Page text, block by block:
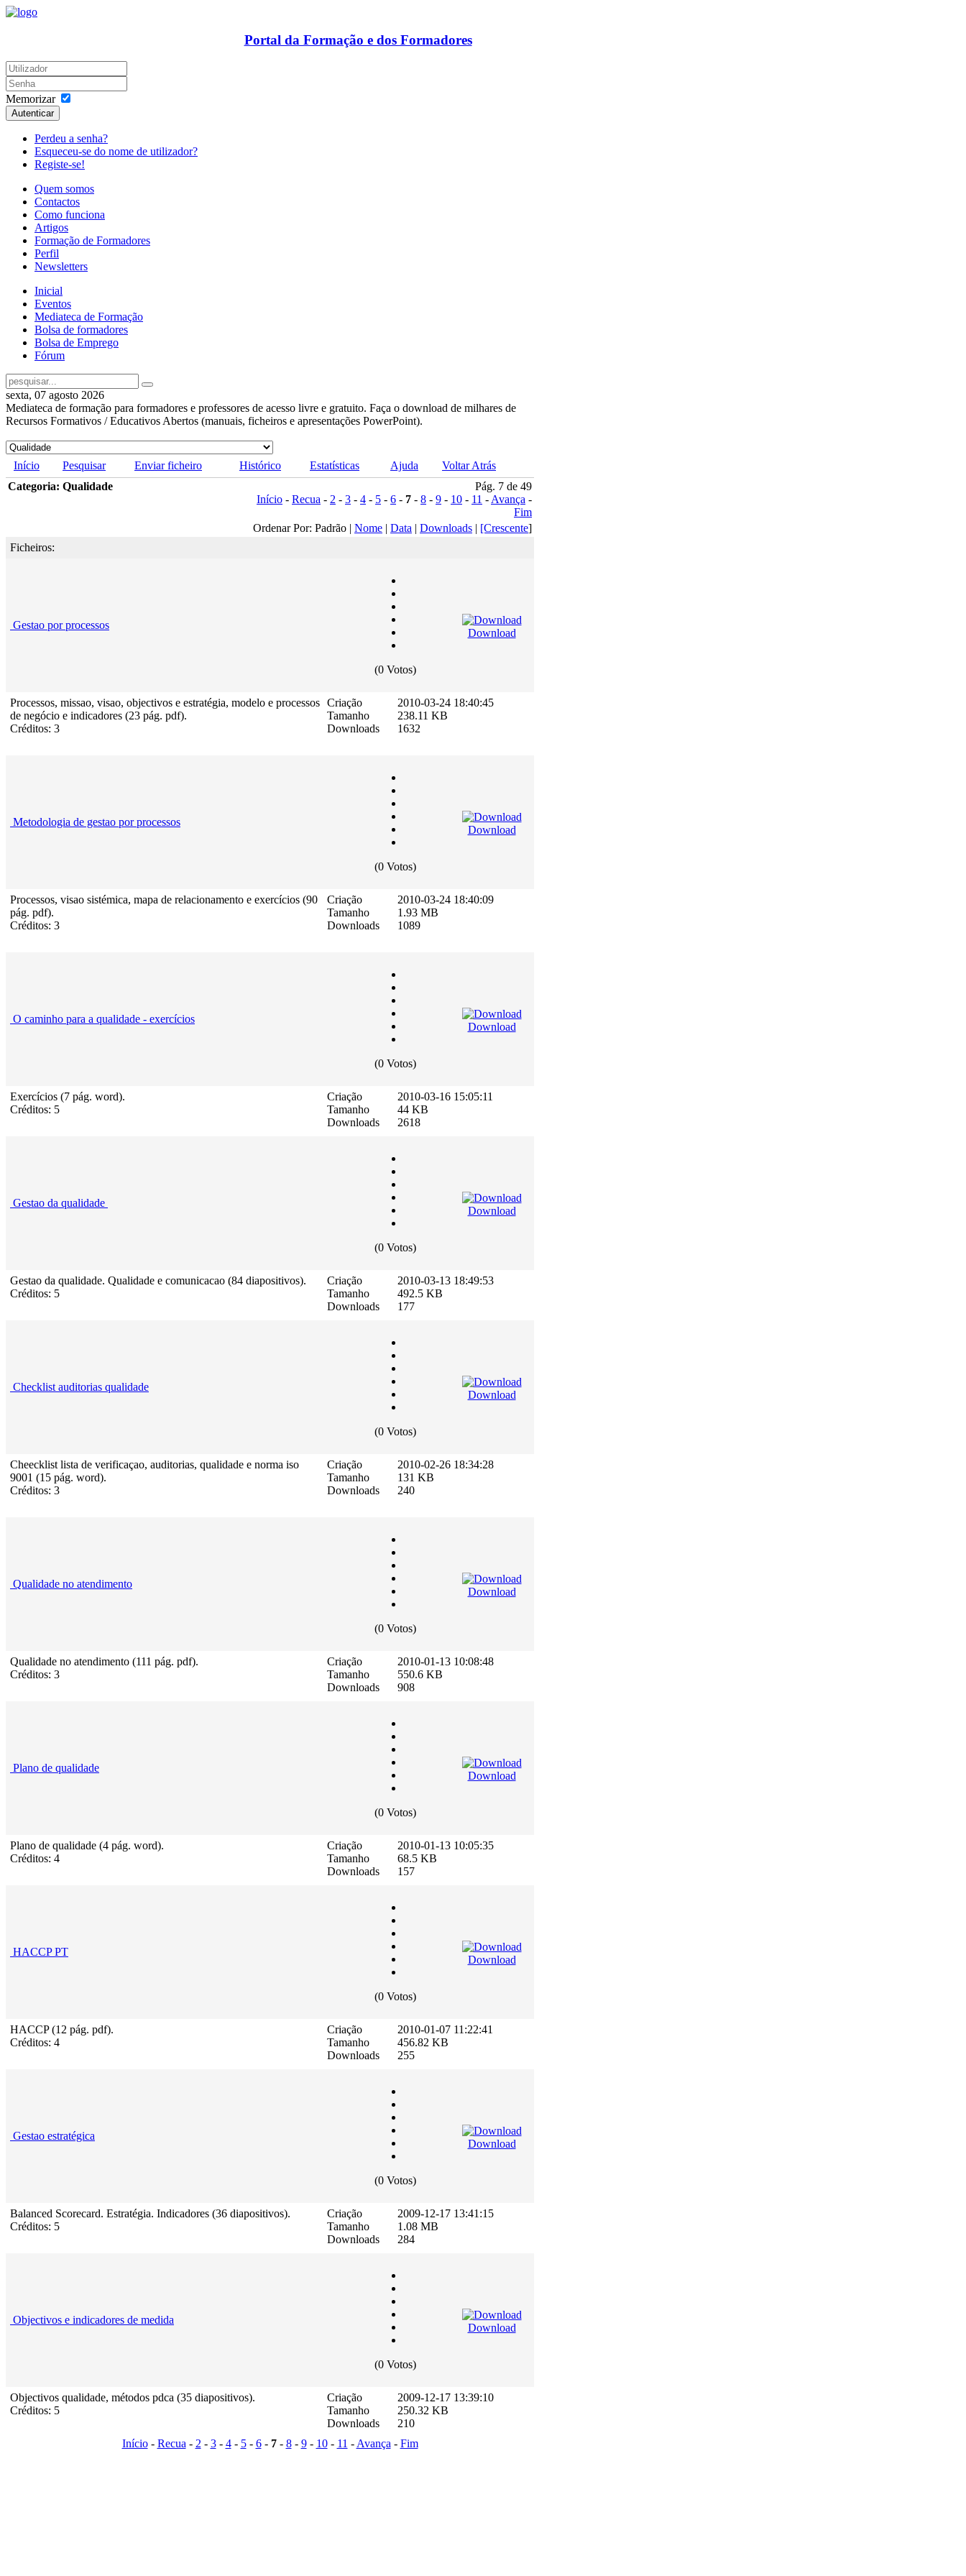
Portal da Formação e dos Formadores
Memorizar
Autenticar
Perdeu a senha?
Esqueceu-se do nome de utilizador?
Registe-se!
Quem somos
Contactos
Como funciona
Artigos
Formação de Formadores
Perfil
Newsletters
Inicial
Eventos
Mediateca de Formação
Bolsa de formadores
Bolsa de Emprego
Fórum
sexta, 07 agosto 2026
Mediateca de formação para formadores e professores de acesso livre e gratuito. Faça o download de milhares de
Recursos Formativos / Educativos Abertos (manuais, ficheiros e apresentações PowerPoint).
Início Pesquisar Enviar ficheiro Histórico Estatísticas Ajuda
Voltar Atrás
Categoria: Qualidade
Pág. 7 de 49
Início - Recua - 2 - 3 - 4 - 5 - 6 - 7 - 8 - 9 - 10 - 11 -Avança -
Fim
Ordenar Por: Padrão | Nome | Data | Downloads | [Crescente]
Ficheiros:
Gestao por processos
(0 Votos)
Download
Processos, missao, visao, objectivos e estratégia, modelo e processos
de negócio e indicadores (23 pág. pdf).
Créditos: 3
Criação
Tamanho
Downloads
2010-03-24 18:40:45
238.11 KB
1632
Metodologia de gestao por processos
(0 Votos)
Download
Processos, visao sistémica, mapa de relacionamento e exercícios (90
pág. pdf).
Créditos: 3
Criação
Tamanho
Downloads
2010-03-24 18:40:09
1.93 MB
1089
O caminho para a qualidade - exercícios
(0 Votos)
Download
Exercícios (7 pág. word).
Créditos: 5
Criação
Tamanho
Downloads
2010-03-16 15:05:11
44 KB
2618
Gestao da qualidade
(0 Votos)
Download
Gestao da qualidade. Qualidade e comunicacao (84 diapositivos).
Créditos: 5
Criação
Tamanho
Downloads
2010-03-13 18:49:53
492.5 KB
177
Checklist auditorias qualidade
(0 Votos)
Download
Cheecklist lista de verificaçao, auditorias, qualidade e norma iso
9001 (15 pág. word).
Créditos: 3
Criação
Tamanho
Downloads
2010-02-26 18:34:28
131 KB
240
Qualidade no atendimento
(0 Votos)
Download
Qualidade no atendimento (111 pág. pdf).
Créditos: 3
Criação
Tamanho
Downloads
2010-01-13 10:08:48
550.6 KB
908
Plano de qualidade
(0 Votos)
Download
Plano de qualidade (4 pág. word).
Créditos: 4
Criação
Tamanho
Downloads
2010-01-13 10:05:35
68.5 KB
157
HACCP PT
(0 Votos)
Download
HACCP (12 pág. pdf).
Créditos: 4
Criação
Tamanho
Downloads
2010-01-07 11:22:41
456.82 KB
255
Gestao estratégica
(0 Votos)
Download
Balanced Scorecard. Estratégia. Indicadores (36 diapositivos).
Créditos: 5
Criação
Tamanho
Downloads
2009-12-17 13:41:15
1.08 MB
284
Objectivos e indicadores de medida
(0 Votos)
Download
Objectivos qualidade, métodos pdca (35 diapositivos).
Créditos: 5
Criação
Tamanho
Downloads
2009-12-17 13:39:10
250.32 KB
210
Início- Recua- 2- 3- 4- 5- 6- 7- 8- 9- 10- 11 -Avança- Fim